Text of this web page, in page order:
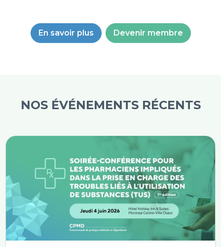
En savoir plus Devenir membre
NOS ÉVÉNEMENTS RÉCENTS